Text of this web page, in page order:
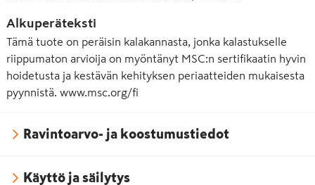
Alkuperäteksti
Tämä tuote on peräisin kalakannasta, jonka kalastukselle
riippumaton arvioija on myöntänyt MSC:n sertifikaatin hyvin
hoidetusta ja kestävän kehityksen periaatteiden mukaisesta
pyynnistä. www.msc.org/fi
Ravintoarvo- ja koostumustiedot
Käyttö ja säilytys